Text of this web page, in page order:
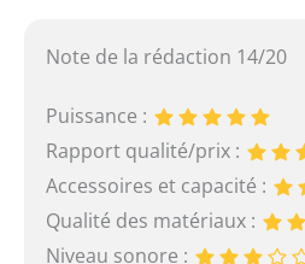
Note de la rédaction 14/20
Puissance :
Rapport qualité/prix :
Accessoires et capacité :
Qualité des matériaux :
Niveau sonore :